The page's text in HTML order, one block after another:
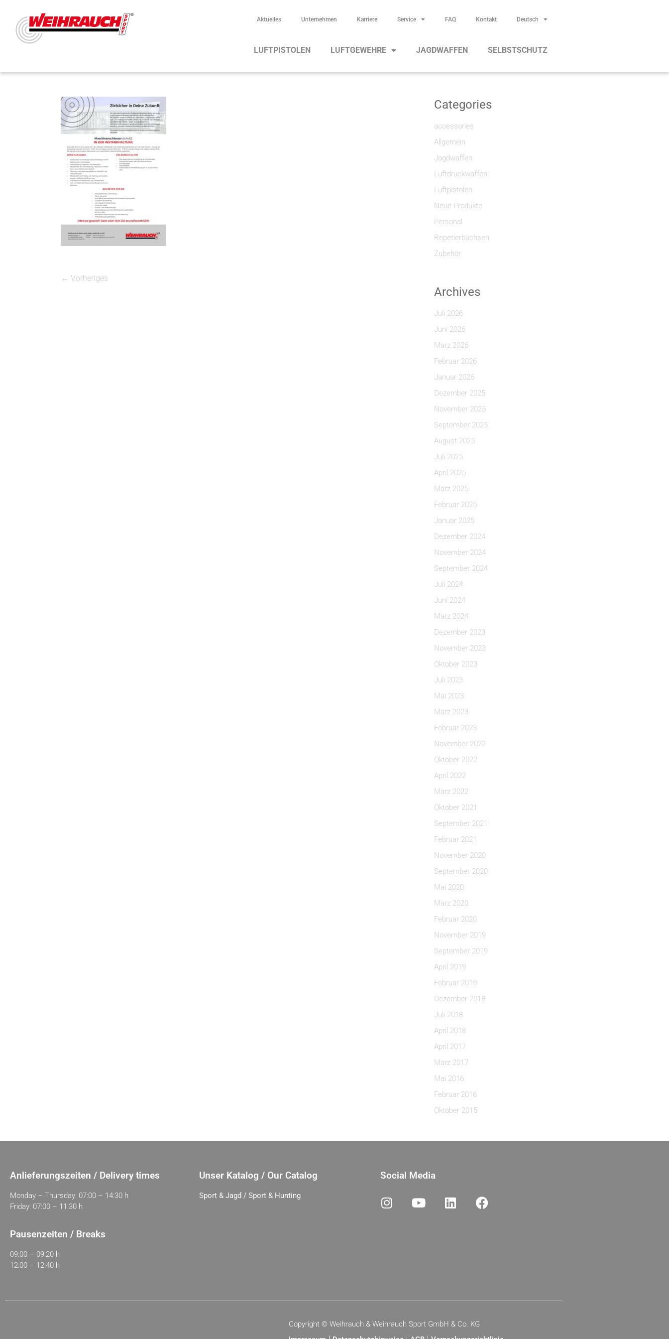
Aktuelles Unternehmen Karriere Service FAQ Kontakt Deutsch
LUFTPISTOLEN LUFTGEWEHRE JAGDWAFFEN SELBSTSCHUTZ
← Vorheriges
Categories
accessories
Allgemein
Jagdwaffen
Luftdruckwaffen
Luftpistolen
Neue Produkte
Personal
Repetierbüchsen
Zubehör
Archives
Juli 2026
Juni 2026
März 2026
Februar 2026
Januar 2026
Dezember 2025
November 2025
September 2025
August 2025
Juli 2025
April 2025
März 2025
Februar 2025
Januar 2025
Dezember 2024
November 2024
September 2024
Juli 2024
Juni 2024
März 2024
Dezember 2023
November 2023
Oktober 2023
Juli 2023
Mai 2023
März 2023
Februar 2023
November 2022
Oktober 2022
April 2022
März 2022
Oktober 2021
September 2021
Februar 2021
November 2020
September 2020
Mai 2020
März 2020
Februar 2020
November 2019
September 2019
April 2019
Februar 2019
Dezember 2018
Juli 2018
April 2018
April 2017
März 2017
Mai 2016
Februar 2016
Oktober 2015
Anlieferungszeiten / Delivery times
Monday – Thursday: 07:00 – 14:30 h
Friday: 07:00 – 11:30 h
Pausenzeiten / Breaks
09:00 – 09:20 h
12:00 – 12:40 h
Unser Katalog / Our Catalog
Sport & Jagd / Sport & Hunting
Social Media
Copyright © Weihrauch & Weihrauch Sport GmbH & Co. KG